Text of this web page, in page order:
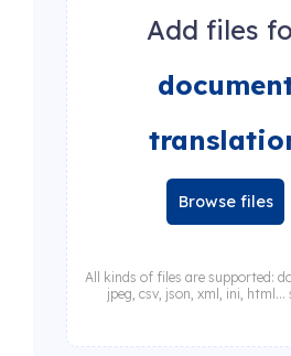
Add files
Browse files
All kinds of files are supported:
jpeg, csv, json, xml, ini, html...